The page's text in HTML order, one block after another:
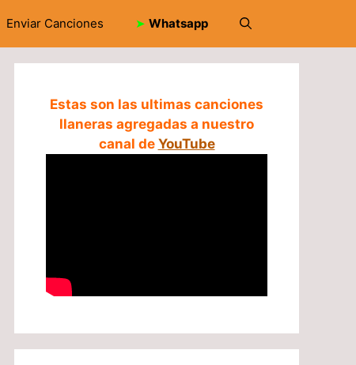
Enviar Canciones ➤ Whatsapp
Estas son las ultimas canciones
llaneras agregadas a nuestro
canal de YouTube